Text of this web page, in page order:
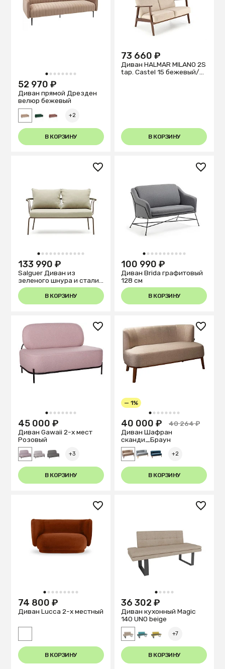
1 2 3 4 5 6 7 8
52 970 ₽
Диван прямой Дрезден
велюр бежевый
+2
В КОРЗИНУ
73 660 ₽
Диван HALMAR MILANO 2S
tap. Castel 15 бежевый/
В КОРЗИНУ
1 2 3 4 5 6 7 8 9 101112
133 990 ₽
Salguer Диван из
зеленого шнура и стали
с коричневой окраской
134 см
В КОРЗИНУ
1 2 3 4 5 6 7 8 9 1011
100 990 ₽
Диван Brida графитовый
128 см
В КОРЗИНУ
1 2 3 4 5 6 7 8
45 000 ₽
Диван Gawaii 2-х мест
Розовый
+3
В КОРЗИНУ
1 2 3 4 5 6 7 8
— 1%
40 000 ₽
40 264 ₽
Диван Шафран
cканди_Браун
+2
В КОРЗИНУ
1 2 3 4 5 6 7 8 9
74 800 ₽
Диван Lucca 2-х местный
В КОРЗИНУ
1 2 3 4 5
36 302 ₽
Диван кухонный Magiс
140 UNO beige
+7
В КОРЗИНУ